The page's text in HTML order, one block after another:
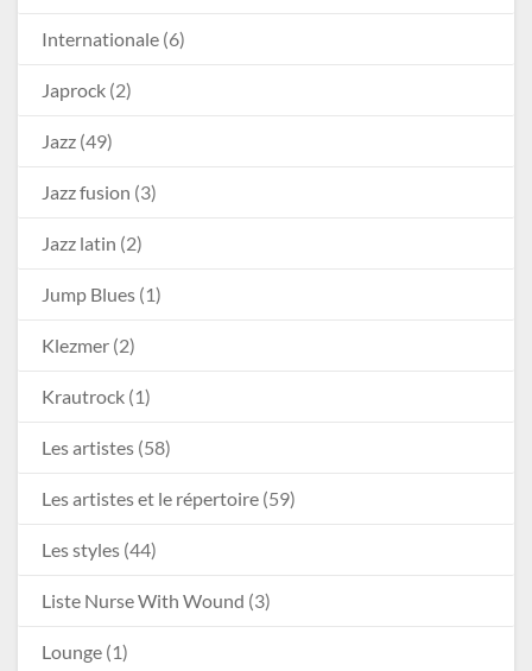
Internationale (6)
Japrock (2)
Jazz (49)
Jazz fusion (3)
Jazz latin (2)
Jump Blues (1)
Klezmer (2)
Krautrock (1)
Les artistes (58)
Les artistes et le répertoire (59)
Les styles (44)
Liste Nurse With Wound (3)
Lounge (1)